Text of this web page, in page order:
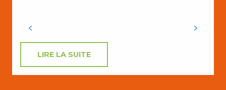
LIRE LA SUITE